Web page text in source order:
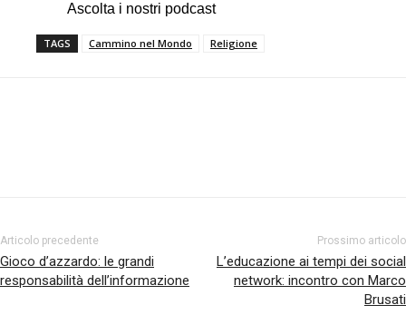
Ascolta i nostri podcast
TAGS Cammino nel Mondo Religione
Articolo precedente
Gioco d’azzardo: le grandi
responsabilità dell’informazione
Prossimo articolo
L’educazione ai tempi dei social
network: incontro con Marco
Brusati